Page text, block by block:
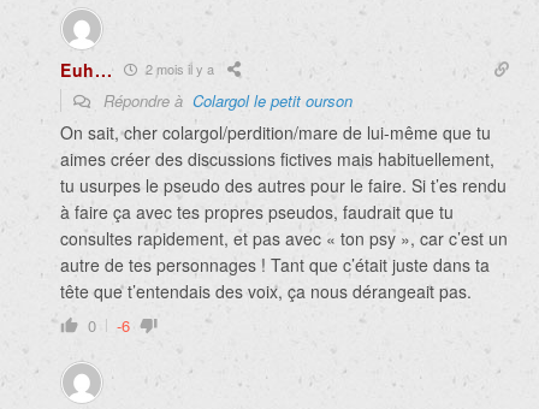
Euh... 2 mois il y a
Répondre à Colargol le petit ourson
On sait, cher colargol/perdition/mare de lui-même que tu
aimes créer des discussions fictives mais habituellement,
tu usurpes le pseudo des autres pour le faire. Si t’es rendu
à faire ça avec tes propres pseudos, faudrait que tu
consultes rapidement, et pas avec « ton psy », car c’est un
autre de tes personnages ! Tant que c’était juste dans ta
tête que t’entendais des voix, ça nous dérangeait pas.
0 -6